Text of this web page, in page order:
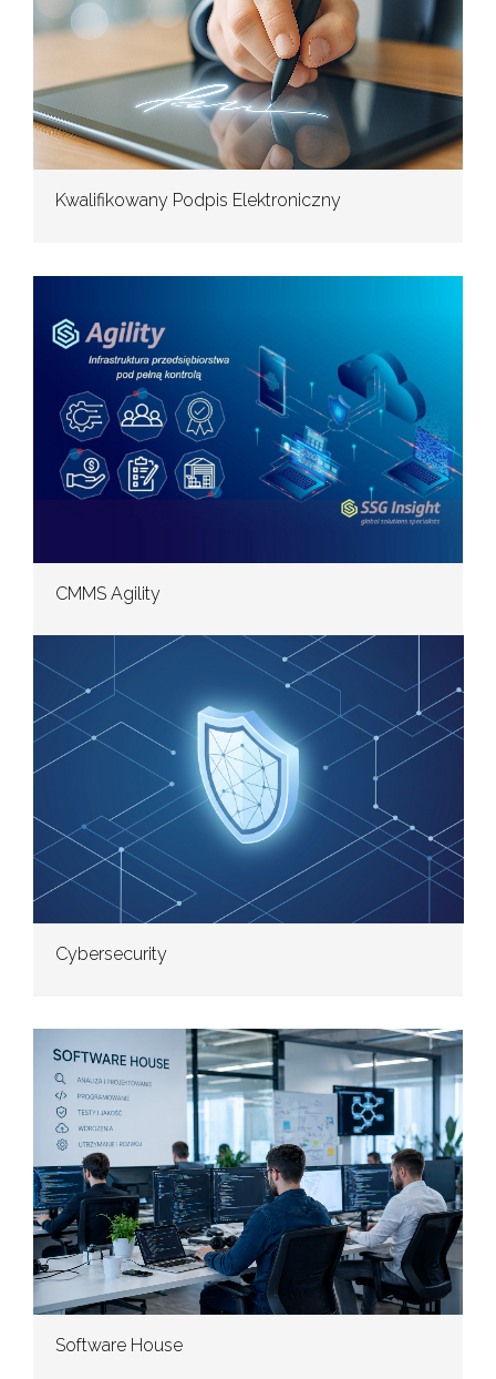
Kwalifikowany Podpis Elektroniczny
CMMS Agility
Cybersecurity
Software House